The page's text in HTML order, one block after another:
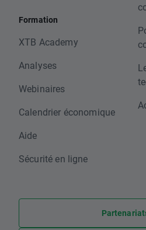
Formation
XTB Academy
Analyses
Webinaires
Calendrier économique
Aide
Sécurité en ligne